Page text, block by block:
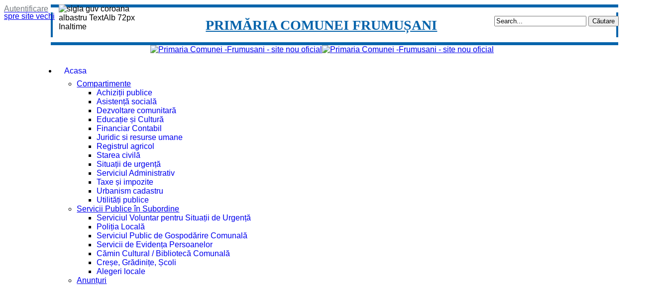
spre site vechi
Autentificare
PRIMĂRIA COMUNEI FRUMUȘANI
Acasa
Compartimente
Achiziții publice
Asistență socială
Dezvoltare comunitară
Educație și Cultură
Financiar Contabil
Juridic si resurse umane
Registrul agricol
Starea civilă
Situații de urgență
Serviciul Administrativ
Taxe și impozite
Urbanism cadastru
Utilități publice
Servicii Publice în Subordine
Serviciul Voluntar pentru Situații de Urgență
Poliția Locală
Serviciul Public de Gospodărire Comunală
Servicii de Evidența Persoanelor
Cămin Cultural / Bibliotecă Comunală
Creșe, Grădinițe, Școli
Alegeri locale
Anunțuri